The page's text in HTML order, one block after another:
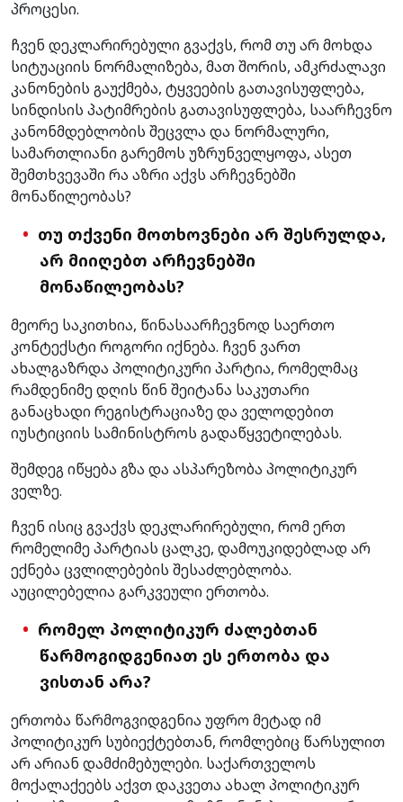
პროცესი.
ჩვენ დეკლარირებული გვაქვს, რომ თუ არ მოხდა
სიტუაციის ნორმალიზება, მათ შორის, ამკრძალავი
კანონების გაუქმება, ტყვეების გათავისუფლება,
სინდისის პატიმრების გათავისუფლება, საარჩევნო
კანონმდებლობის შეცვლა და ნორმალური,
სამართლიანი გარემოს უზრუნველყოფა, ასეთ
შემთხვევაში რა აზრი აქვს არჩევნებში
მონაწილეობას?
თუ თქვენი მოთხოვნები არ შესრულდა,
არ მიიღებთ არჩევნებში
მონაწილეობას?
მეორე საკითხია, წინასაარჩევნოდ საერთო
კონტექსტი როგორი იქნება. ჩვენ ვართ
ახალგაზრდა პოლიტიკური პარტია, რომელმაც
რამდენიმე დღის წინ შეიტანა საკუთარი
განაცხადი რეგისტრაციაზე და ველოდებით
იუსტიციის სამინისტროს გადაწყვეტილებას.
შემდეგ იწყება გზა და ასპარეზობა პოლიტიკურ
ველზე.
ჩვენ ისიც გვაქვს დეკლარირებული, რომ ერთ
რომელიმე პარტიას ცალკე, დამოუკიდებლად არ
ექნება ცვლილებების შესაძლებლობა.
აუცილებელია გარკვეული ერთობა.
რომელ პოლიტიკურ ძალებთან
წარმოგიდგენიათ ეს ერთობა და
ვისთან არა?
ერთობა წარმოგვიდგენია უფრო მეტად იმ
პოლიტიკურ სუბიექტებთან, რომლებიც წარსულით
არ არიან დამძიმებულები. საქართველოს
მოქალაქეებს აქვთ დაკვეთა ახალ პოლიტიკურ